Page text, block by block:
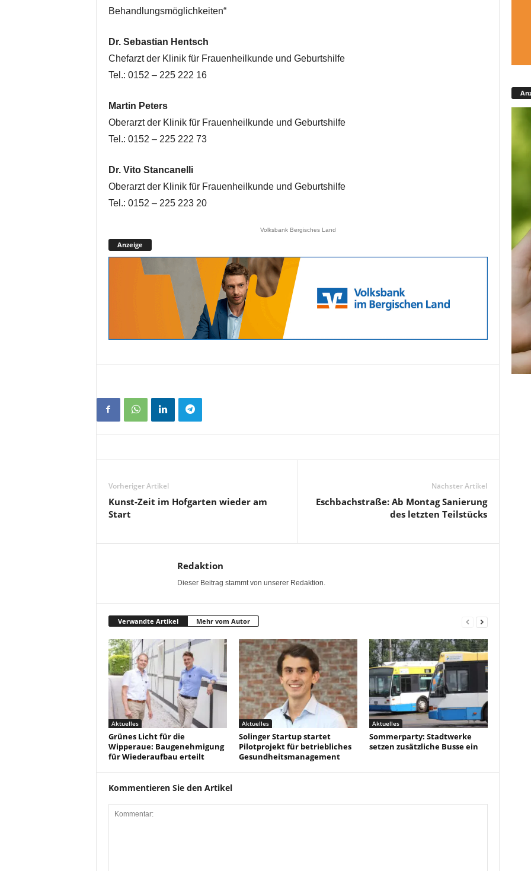
Behandlungsmöglichkeiten“
Dr. Sebastian Hentsch
Chefarzt der Klinik für Frauenheilkunde und Geburtshilfe
Tel.: 0152 – 225 222 16
Martin Peters
Oberarzt der Klinik für Frauenheilkunde und Geburtshilfe
Tel.: 0152 – 225 222 73
Dr. Vito Stancanelli
Oberarzt der Klinik für Frauenheilkunde und Geburtshilfe
Tel.: 0152 – 225 223 20
Volksbank Bergisches Land
Anzeige
Vorheriger Artikel
Kunst-Zeit im Hofgarten wieder am
Start
Nächster Artikel
Eschbachstraße: Ab Montag Sanierung
des letzten Teilstücks
Redaktion
Dieser Beitrag stammt von unserer Redaktion.
Verwandte Artikel Mehr vom Autor
Aktuelles
Grünes Licht für die
Wipperaue: Baugenehmigung
für Wiederaufbau erteilt
Aktuelles
Solinger Startup startet
Pilotprojekt für betriebliches
Gesundheitsmanagement
Aktuelles
Sommerparty: Stadtwerke
setzen zusätzliche Busse ein
Kommentieren Sie den Artikel